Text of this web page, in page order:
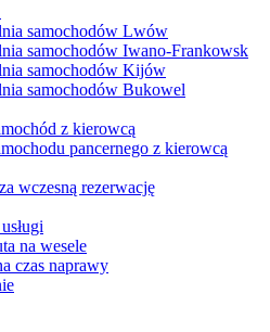
samochodów Lwów
samochodów Iwano-Frankowsk
samochodów Kijów
samochodów Bukowel
z kierowcą
pancernego z kierowcą
wczesną rezerwację
na wesele
czas naprawy